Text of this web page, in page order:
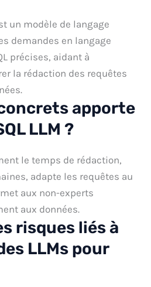
un modèle de langage
demandes en langage
précises, aidant à
la rédaction des requêtes
apporte
LLM ?
le temps de rédaction,
adapte les requêtes au
aux non-experts
aux données.
risques liés à
LLMs pour